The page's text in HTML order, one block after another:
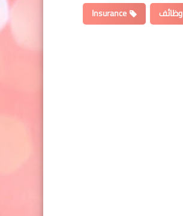
وظائف Insurance